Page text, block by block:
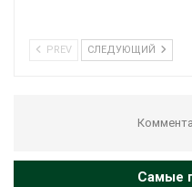
PREV СЛЕДУЮЩИЙ
Самые